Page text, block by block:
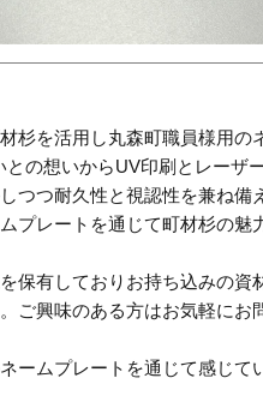
杉を活用し丸森町職員様用の
の想いからUV印刷とレー
つつ耐久性と視認性を兼ね備
プレートを通じて町材杉の魅
保有しておりお持ち込みの資
ご興味のある方はお気軽にお
ームプレートを通じて感じて